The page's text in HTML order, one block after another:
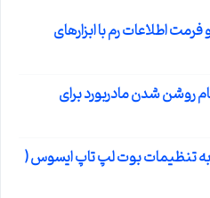
اطلاعات رم با ابزارهای
روشن شدن مادربورد برای
تنظیمات بوت لپ تاپ ایسوس (